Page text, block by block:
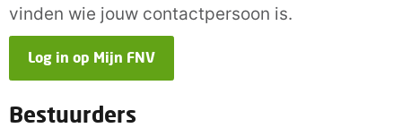
vinden wie jouw contactpersoon is.
Log in op Mijn FNV
Bestuurders